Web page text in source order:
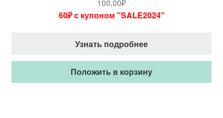
100,00₽
60₽ с купоном "SALE2024"
Узнать подробнее
Положить в корзину